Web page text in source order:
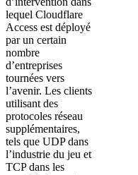
lequel Cloudflare
Access est déployé
par un certain
nombre
d’entreprises
tournées vers
l’avenir. Les clients
utilisant des
protocoles réseau
supplémentaires,
tels que UDP dans
l’industrie du jeu et
TCP dans les